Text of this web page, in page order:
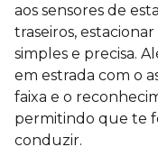
aos sensores de
traseiros,
simples e precisa.
em estrada com o
faixa e o
permitindo que te
conduzir.